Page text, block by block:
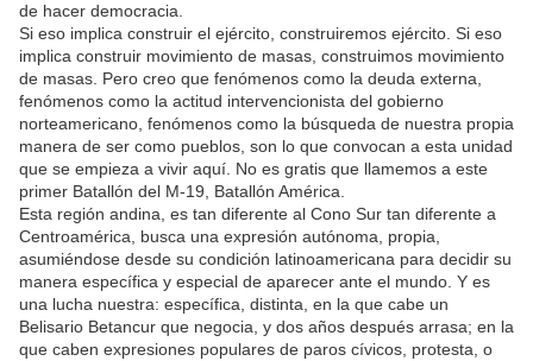
de hacer democracia.
Si eso implica construir el ejército, construiremos ejército. Si eso
implica construir movimiento de masas, construimos movimiento
de masas. Pero creo que fenómenos como la deuda externa,
fenómenos como la actitud intervencionista del gobierno
norteamericano, fenómenos como la búsqueda de nuestra propia
manera de ser como pueblos, son lo que convocan a esta unidad
que se empieza a vivir aquí. No es gratis que llamemos a este
primer Batallón del M-19, Batallón América.
Esta región andina, es tan diferente al Cono Sur tan diferente a
Centroamérica, busca una expresión autónoma, propia,
asumiéndose desde su condición latinoamericana para decidir su
manera específica y especial de aparecer ante el mundo. Y es
una lucha nuestra: específica, distinta, en la que cabe un
Belisario Betancur que negocia, y dos años después arrasa; en la
que caben expresiones populares de paros cívicos, protesta, o